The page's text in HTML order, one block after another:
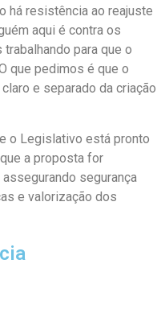
há resistência ao reajuste
aqui é contra os
para que o
que pedimos é que o
e separado da criação
o Legislativo está pronto
a proposta for
segurança
e valorização dos